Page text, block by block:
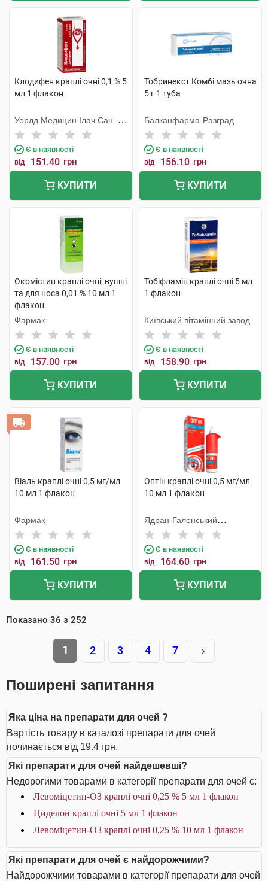
Клодифен краплі очні 0,1 % 5
мл 1 флакон
Уорлд Медицин Ілач Сан. Ве
Тідж
Є в наявності
від 151.40 грн
КУПИТИ
Тобринекст Комбі мазь очна
5 г 1 туба
Балканфарма-Разград
Є в наявності
від 156.10 грн
КУПИТИ
Окомістин краплі очні, вушні
та для носа 0,01 % 10 мл 1
флакон
Фармак
Є в наявності
від 157.00 грн
КУПИТИ
Тобіфламін краплі очні 5 мл
1 флакон
Київський вітамінний завод
Є в наявності
від 158.90 грн
КУПИТИ
Віаль краплі очні 0,5 мг/мл
10 мл 1 флакон
Фармак
Є в наявності
від 161.50 грн
КУПИТИ
Оптін краплі очні 0,5 мг/мл
10 мл 1 флакон
Ядран-Галенський
Лабораторій
Є в наявності
від 164.60 грн
КУПИТИ
Показано 36 з 252
1 2 3 4 7 ›
Поширені запитання
Яка ціна на препарати для очей ?
Вартість товару в каталозі препарати для очей
починається від 19.4 грн.
Які препарати для очей найдешевші?
Недорогими товарами в категорії препарати для очей є:
Левоміцетин-ОЗ краплі очні 0,25 % 5 мл 1 флакон
Циделон краплі очні 5 мл 1 флакон
Левоміцетин-ОЗ краплі очні 0,25 % 10 мл 1 флакон
Які препарати для очей є найдорожчими?
Найдорожчими товарами в категорії препарати для очей